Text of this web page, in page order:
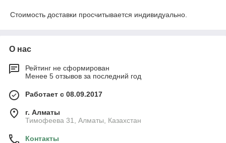
Стоимость доставки просчитывается индивидуально.
О нас
Рейтинг не сформирован
Менее 5 отзывов за последний год
Работает с 08.09.2017
г. Алматы
Тимофеева 31, Алматы, Казахстан
Контакты